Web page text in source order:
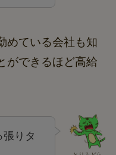
めている会社も知
ができるほど高給
りタ